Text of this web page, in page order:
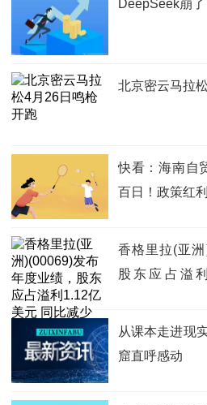
DeepSeek崩了
北京密云马拉
快看：海南自
百日！政策红
香格里拉(亚洲
股东应占溢
从课本走进现
窟直呼感动